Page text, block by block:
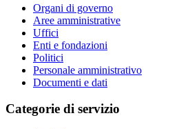
Organi di governo
Aree amministrative
Uffici
Enti e fondazioni
Politici
Personale amministrativo
Documenti e dati
Categorie di servizio